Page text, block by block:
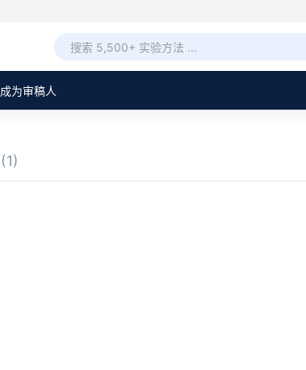
成为审稿人
(1)